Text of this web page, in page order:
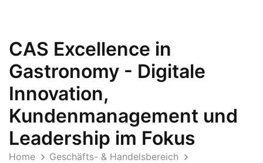
CAS Excellence in
Gastronomy - Digitale
Innovation,
Kundenmanagement und
Leadership im Fokus
Home
Geschäfts- & Handelsbereich